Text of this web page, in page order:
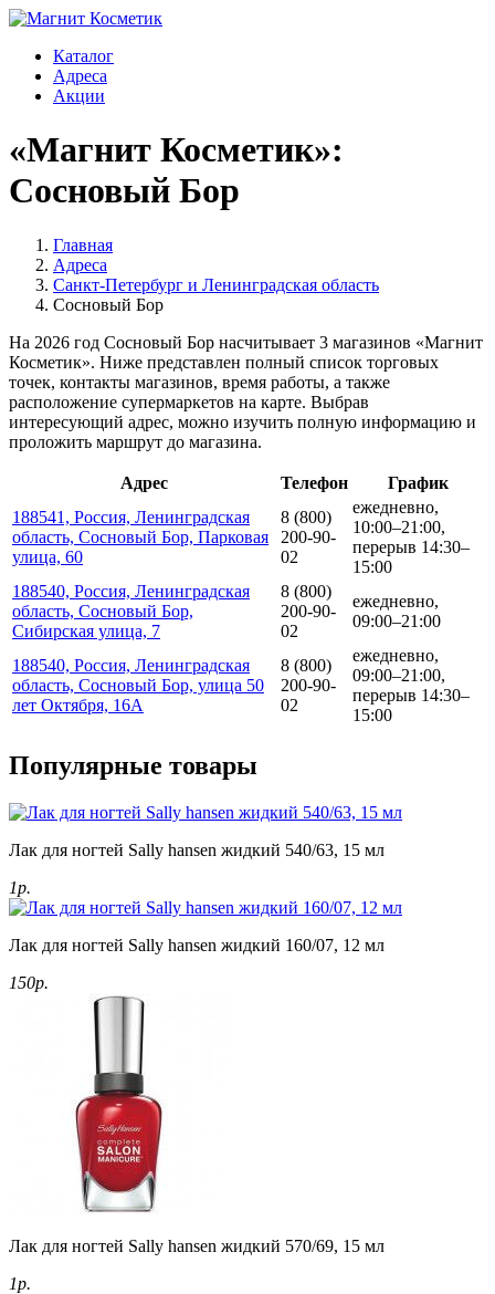
Каталог
Адреса
Акции
«Магнит Косметик»:
Сосновый Бор
Главная
Адреса
Санкт-Петербург и Ленинградская область
Сосновый Бор
На 2026 год Сосновый Бор насчитывает 3 магазинов «Магнит
Косметик». Ниже представлен полный список торговых
точек, контакты магазинов, время работы, а также
расположение супермаркетов на карте. Выбрав
интересующий адрес, можно изучить полную информацию и
проложить маршрут до магазина.
Адрес Телефон
График
188541, Россия, Ленинградская
область, Сосновый Бор, Парковая
улица, 60
8 (800)
200-90-
02
ежедневно,
10:00–21:00,
перерыв 14:30–
15:00
188540, Россия, Ленинградская
область, Сосновый Бор,
Сибирская улица, 7
8 (800)
200-90-
02
ежедневно,
09:00–21:00
188540, Россия, Ленинградская
область, Сосновый Бор, улица 50
лет Октября, 16А
8 (800)
200-90-
02
ежедневно,
09:00–21:00,
перерыв 14:30–
15:00
Популярные товары
Лак для ногтей Sally hansen жидкий 540/63, 15 мл
1р.
Лак для ногтей Sally hansen жидкий 160/07, 12 мл
150р.
Лак для ногтей Sally hansen жидкий 570/69, 15 мл
1р.